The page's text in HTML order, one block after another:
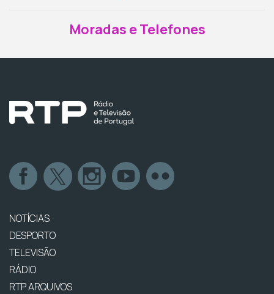
Moradas e Telefones
NOTÍCIAS
DESPORTO
TELEVISÃO
RÁDIO
RTP ARQUIVOS